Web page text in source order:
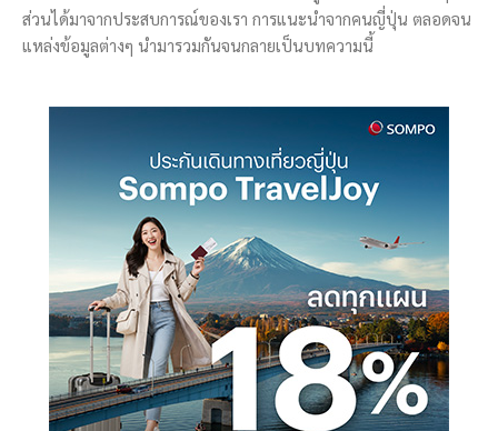
ส่วนได้มาจากประสบการณ์ของเรา การแนะนำจากคนญี่ปุ่น ตลอดจน
แหล่งข้อมูลต่างๆ นำมารวมกันจนกลายเป็นบทความนี้